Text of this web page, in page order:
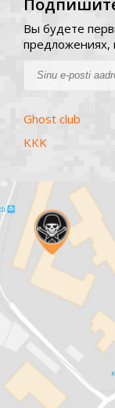
Вы будете
предложениях,
Ghost club
KKK